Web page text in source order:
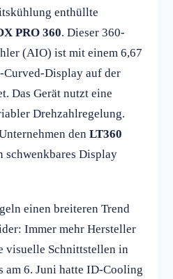
enthüllte
PRO 360. Dieser 360-
(AIO) ist mit einem 6,67
Display auf der
Das Gerät nutzt eine
Drehzahlregelung.
den LT360
schwenkbares Display
einen breiteren Trend
Immer mehr Hersteller
visuelle Schnittstellen in
am 6. Juni hatte ID-Cooling